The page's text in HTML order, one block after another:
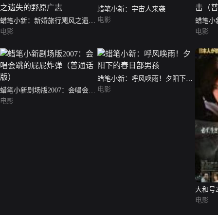
蜡笔小新：新婚旅行飓风之遗失
的野原广志
电影
蜡笔小新：宇宙人来袭
电影
蜡笔小
通话版
电影
蜡笔小新剧场版2007：会唱会跳
的屁屁炸弹（普通话版）
电影
蜡笔小新：呼风唤雨！夕阳下的
春日部男孩
电影
大和号
电影